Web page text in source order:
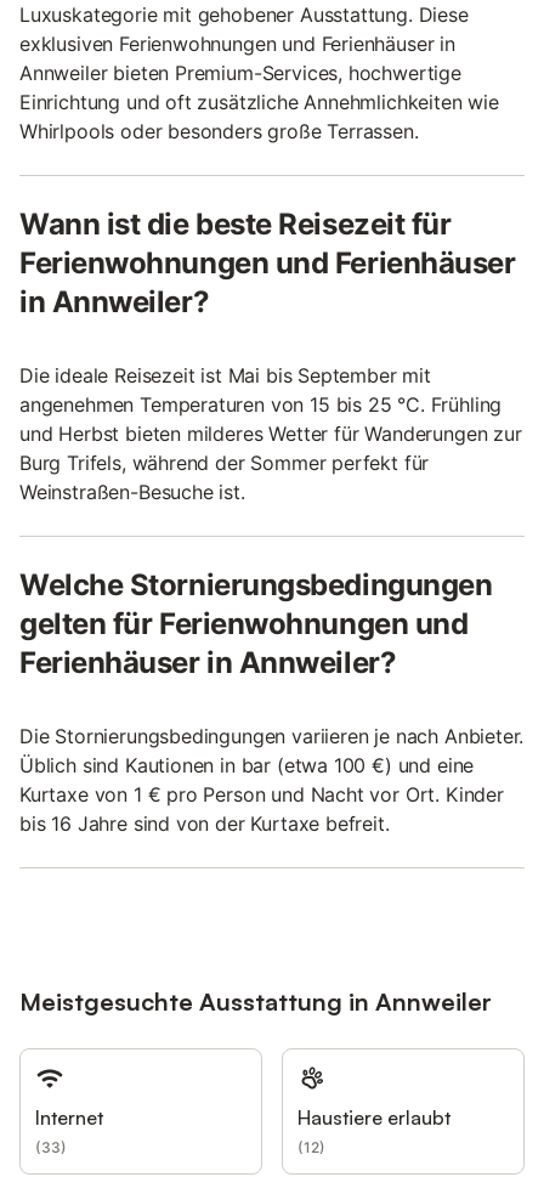
Luxuskategorie mit gehobener Ausstattung. Diese
exklusiven Ferienwohnungen und Ferienhäuser in
Annweiler bieten Premium-Services, hochwertige
Einrichtung und oft zusätzliche Annehmlichkeiten wie
Whirlpools oder besonders große Terrassen.
Wann ist die beste Reisezeit für
Ferienwohnungen und Ferienhäuser
in Annweiler?
Die ideale Reisezeit ist Mai bis September mit
angenehmen Temperaturen von 15 bis 25 °C. Frühling
und Herbst bieten milderes Wetter für Wanderungen zur
Burg Trifels, während der Sommer perfekt für
Weinstraßen-Besuche ist.
Welche Stornierungsbedingungen
gelten für Ferienwohnungen und
Ferienhäuser in Annweiler?
Die Stornierungsbedingungen variieren je nach Anbieter.
Üblich sind Kautionen in bar (etwa 100 €) und eine
Kurtaxe von 1 € pro Person und Nacht vor Ort. Kinder
bis 16 Jahre sind von der Kurtaxe befreit.
Meistgesuchte Ausstattung in Annweiler
Internet
(33)
Haustiere erlaubt
(12)